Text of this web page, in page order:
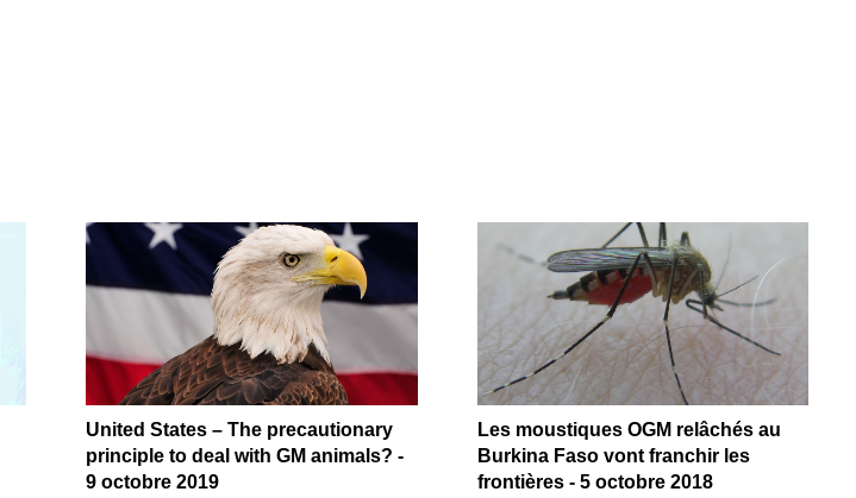
United States – The precautionary
principle to deal with GM animals? -
9 octobre 2019
Les moustiques OGM relâchés au
Burkina Faso vont franchir les
frontières - 5 octobre 2018